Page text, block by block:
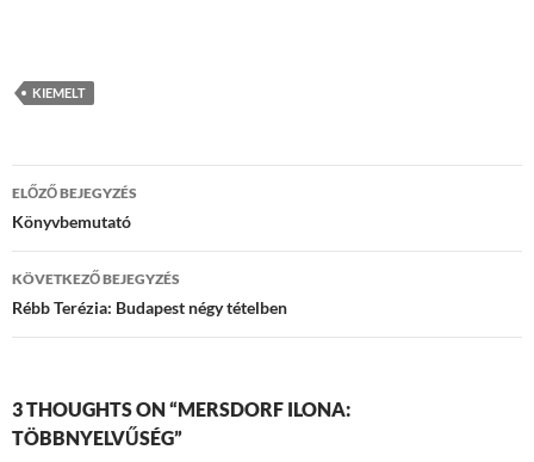
KIEMELT
Bejegyzések
navigációja
ELŐZŐ BEJEGYZÉS
Könyvbemutató
KÖVETKEZŐ BEJEGYZÉS
Rébb Terézia: Budapest négy tételben
3 THOUGHTS ON “MERSDORF ILONA:
TÖBBNYELVŰSÉG”